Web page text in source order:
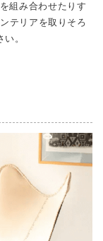
組み合わせたりす
テリアを取りそろ
。